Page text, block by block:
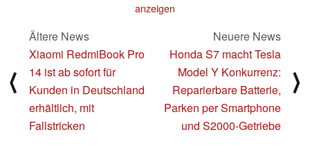
anzeigen
⟨
Ältere News
Xiaomi RedmiBook Pro
14 ist ab sofort für
Kunden in Deutschland
erhältlich, mit
Fallstricken
Neuere News
Honda S7 macht Tesla
Model Y Konkurrenz:
Reparierbare Batterie,
Parken per Smartphone
und S2000-Getriebe
⟩